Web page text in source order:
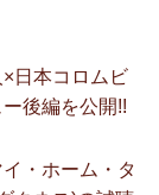
日本コロムビ
後編を公開!!
・ホーム・タ